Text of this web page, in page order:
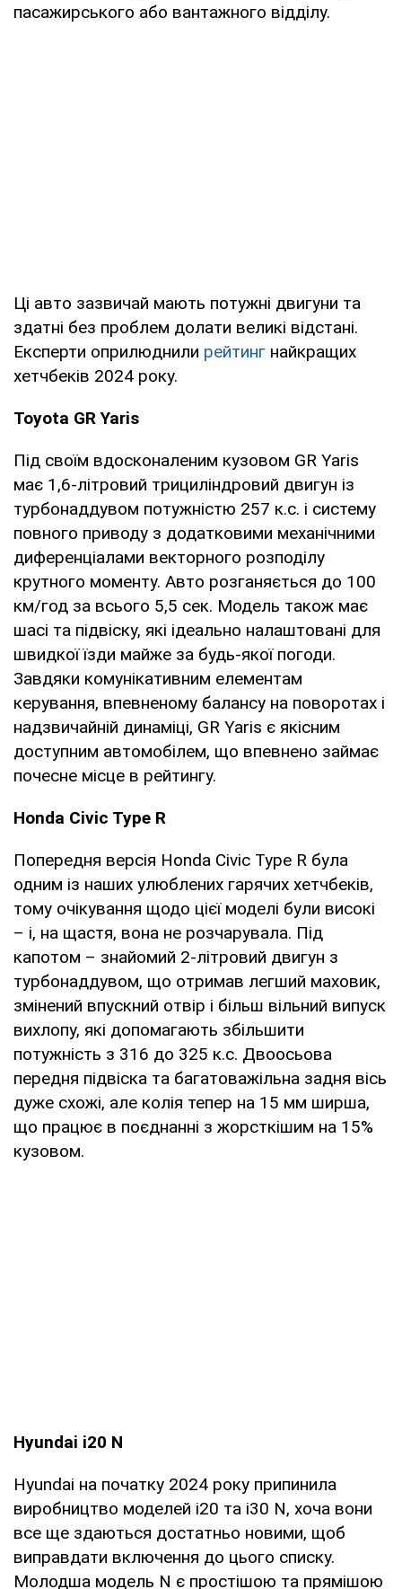
пасажирського або вантажного відділу.
Ці авто зазвичай мають потужні двигуни та
здатні без проблем долати великі відстані.
Експерти оприлюднили рейтинг найкращих
хетчбеків 2024 року.
Toyota GR Yaris
Під своїм вдосконаленим кузовом GR Yaris
має 1,6-літровий трициліндровий двигун із
турбонаддувом потужністю 257 к.с. і систему
повного приводу з додатковими механічними
диференціалами векторного розподілу
крутного моменту. Авто розганяється до 100
км/год за всього 5,5 сек. Модель також має
шасі та підвіску, які ідеально налаштовані для
швидкої їзди майже за будь-якої погоди.
Завдяки комунікативним елементам
керування, впевненому балансу на поворотах і
надзвичайній динаміці, GR Yaris є якісним
доступним автомобілем, що впевнено займає
почесне місце в рейтингу.
Honda Civic Type R
Попередня версія Honda Civic Type R була
одним із наших улюблених гарячих хетчбеків,
тому очікування щодо цієї моделі були високі
– і, на щастя, вона не розчарувала. Під
капотом – знайомий 2-літровий двигун з
турбонаддувом, що отримав легший маховик,
змінений впускний отвір і більш вільний випуск
вихлопу, які допомагають збільшити
потужність з 316 до 325 к.с. Двоосьова
передня підвіска та багатоважільна задня вісь
дуже схожі, але колія тепер на 15 мм ширша,
що працює в поєднанні з жорсткішим на 15%
кузовом.
Hyundai i20 N
Hyundai на початку 2024 року припинила
виробництво моделей i20 та i30 N, хоча вони
все ще здаються достатньо новими, щоб
виправдати включення до цього списку.
Молодша модель N є простішою та прямішою